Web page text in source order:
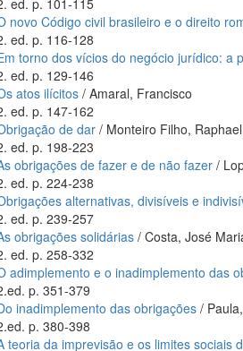
ed. p. 101-115
novo Código civil brasileiro e o direito
ed. p. 116-128
torno dos vícios do negócio jurídico: a
ed. p. 129-146
atos ilícitos / Amaral, Francisco
ed. p. 147-162
de dar/ Monteiro Filho,
ed. p. 198-223
obrigações de fazer e de não fazer /
ed. p. 224-238
alternativas, divisíveis e
ed. p. 239-257
obrigações solidárias / Costa, José
ed. p. 258-332
adimplemento e o inadimplemento das
p. 351-379
inadimplemento das obrigações /
p. 380-398
teoria da imprevisão e os limites sociais